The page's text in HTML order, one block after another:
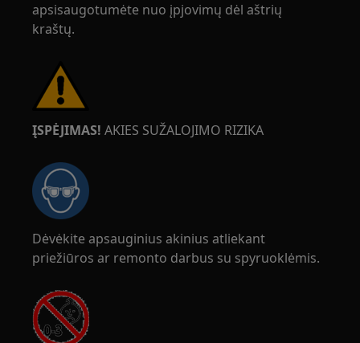
apsisaugotumėte nuo įpjovimų dėl aštrių
kraštų.
ĮSPĖJIMAS! AKIES SUŽALOJIMO RIZIKA
Dėvėkite apsauginius akinius atliekant
priežiūros ar remonto darbus su spyruoklėmis.